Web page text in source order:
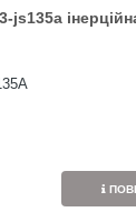
js135a